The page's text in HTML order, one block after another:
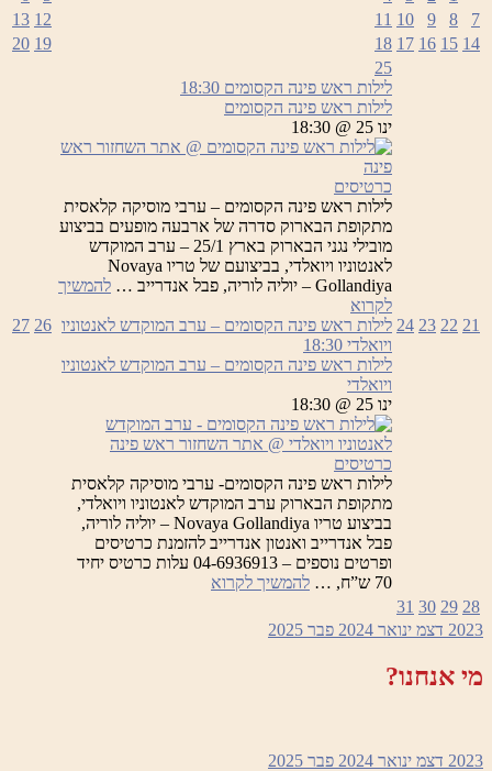
7
8
9
10
11
12
13
14
15
16
17
18
19
20
21
22
23
24
25
לילות ראש פינה הקסומים 18:30
לילות ראש פינה הקסומים
ינו 25 @ 18:30
כרטיסים
לילות ראש פינה הקסומים – ערבי מוסיקה קלאסית
מתקופת הבארוק סדרה של ארבעה מופעים בביצוע
מובילי נגני הבארוק בארץ 25/1 – ערב המוקדש
לאנטוניו ויואלדי, בביצועם של טריו Novaya
Gollandiya – יוליה לוריה, פבל אנדרייב …
להמשיך
לקרוא
ראש
פינה
הקסומים
לילות ראש פינה הקסומים – ערב המוקדש לאנטוניו
ויואלדי 18:30
לילות ראש פינה הקסומים – ערב המוקדש לאנטוניו
ויואלדי
ינו 25 @ 18:30
כרטיסים
לילות ראש פינה הקסומים- ערבי מוסיקה קלאסית
מתקופת הבארוק ערב המוקדש לאנטוניו ויואלדי,
בביצוע טריו Novaya Gollandiya – יוליה לוריה,
פבל אנדרייב ואנטון אנדרייב להזמנת כרטיסים
ופרטים נוספים – 04-6936913 עלות כרטיס יחיד
70 ש”ח, …
להמשיך לקרוא
26
27
28
29
30
31
2023 דצמ ינואר 2024 פבר 2025
מי אנחנו?
2023 דצמ ינואר 2024 פבר 2025